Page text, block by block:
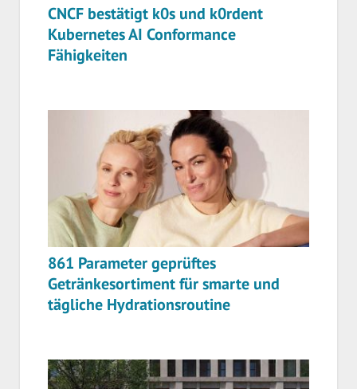
CNCF bestätigt k0s und k0rdent
Kubernetes AI Conformance
Fähigkeiten
861 Parameter geprüftes
Getränkesortiment für smarte und
tägliche Hydrationsroutine